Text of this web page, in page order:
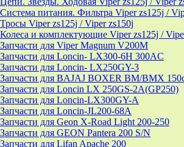
Система питания. Фильтра Viper zs125j /
Тросы Viper zs125j / Viper zs150j
Колеса и комплектующие Viper zs125j /
Запчасти для Viper Magnum V200M
Запчасти для Loncin- LX300-6H 300AC
Запчасти для Loncin- LX250GY-3
Запчасти для BAJAJ BOXER BM/ВМX
Запчасти для Loncin LX 250GS-2A(GP250)
Запчасти для Loncin-LX300GY-A
Запчасти для Loncin-JL200-68A
Запчасти для Geon X-Road Light 200-250
Запчасти для GEON Pantera 200 S/N
Запчасти для Lifan Apache 200